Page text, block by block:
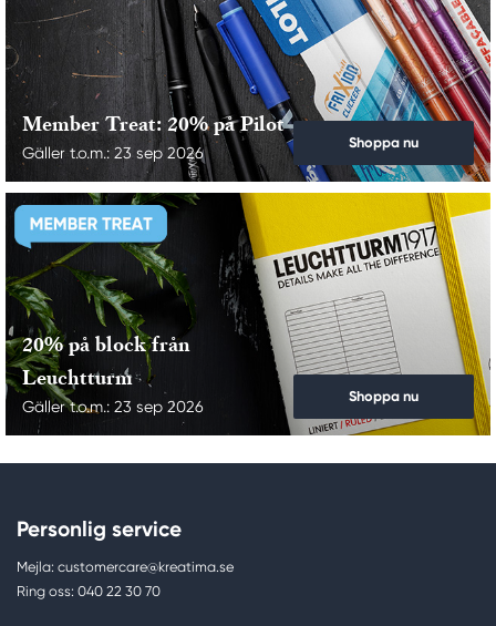
Member Treat: 20% på Pilot
Gäller t.o.m.: 23 sep 2026
Shoppa nu
20% på block från
Leuchtturm
Gäller t.o.m.: 23 sep 2026
Shoppa nu
Personlig service
Mejla: customercare@kreatima.se
Ring oss: 040 22 30 70